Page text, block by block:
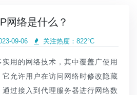
网络是什么？
09-06 关注热度： 822°C
用的网络技术，其中覆盖广使用
它允许用户在访问网络时修改隐藏
过接入到代理服务器进行网络数